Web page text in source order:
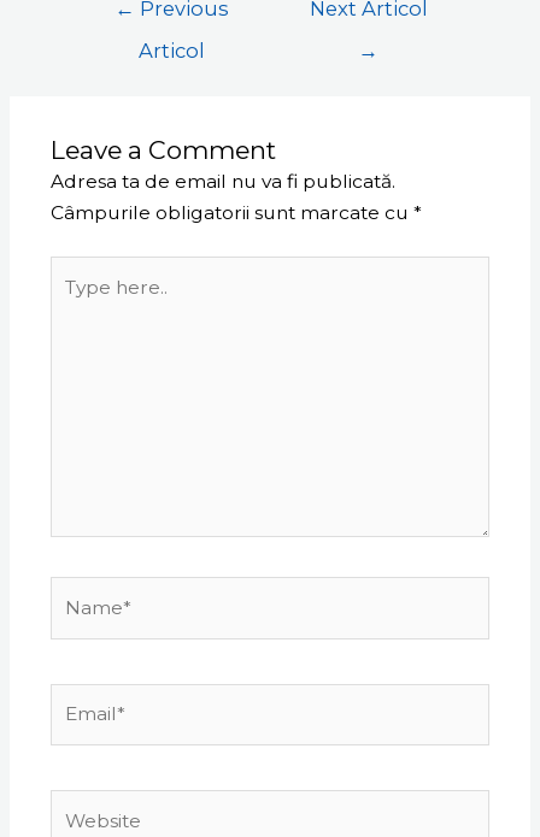
← Previous
Articol
Next Articol
→
Leave a Comment
Adresa ta de email nu va fi publicată.
Câmpurile obligatorii sunt marcate cu *
here..